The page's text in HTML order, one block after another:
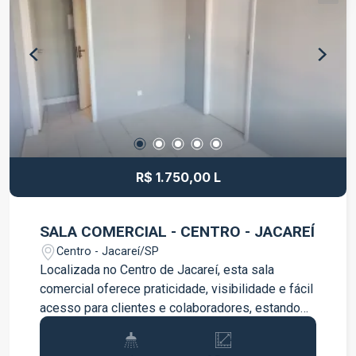
ideal para o crescimento da sua empresa!
R$ 1.750,00 L
SALA COMERCIAL - CENTRO - JACAREÍ
Centro - Jacareí/SP
Localizada no Centro de Jacareí, esta sala
comercial oferece praticidade, visibilidade e fácil
acesso para clientes e colaboradores, estando
próxima a comércios, bancos, serviços e
transporte público. Características do imóvel: 03